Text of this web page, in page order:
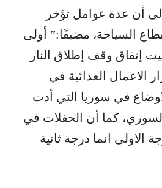
إلى أن عدة عوامل تؤخر
السياحة، مضيفًا:” أولى
إتفاق وقف إطلاق النار
الاعمال العدائية في
في سوريا التي أدت
السوري، كما أن الحفلات في
الاولى انما درجة ثانية